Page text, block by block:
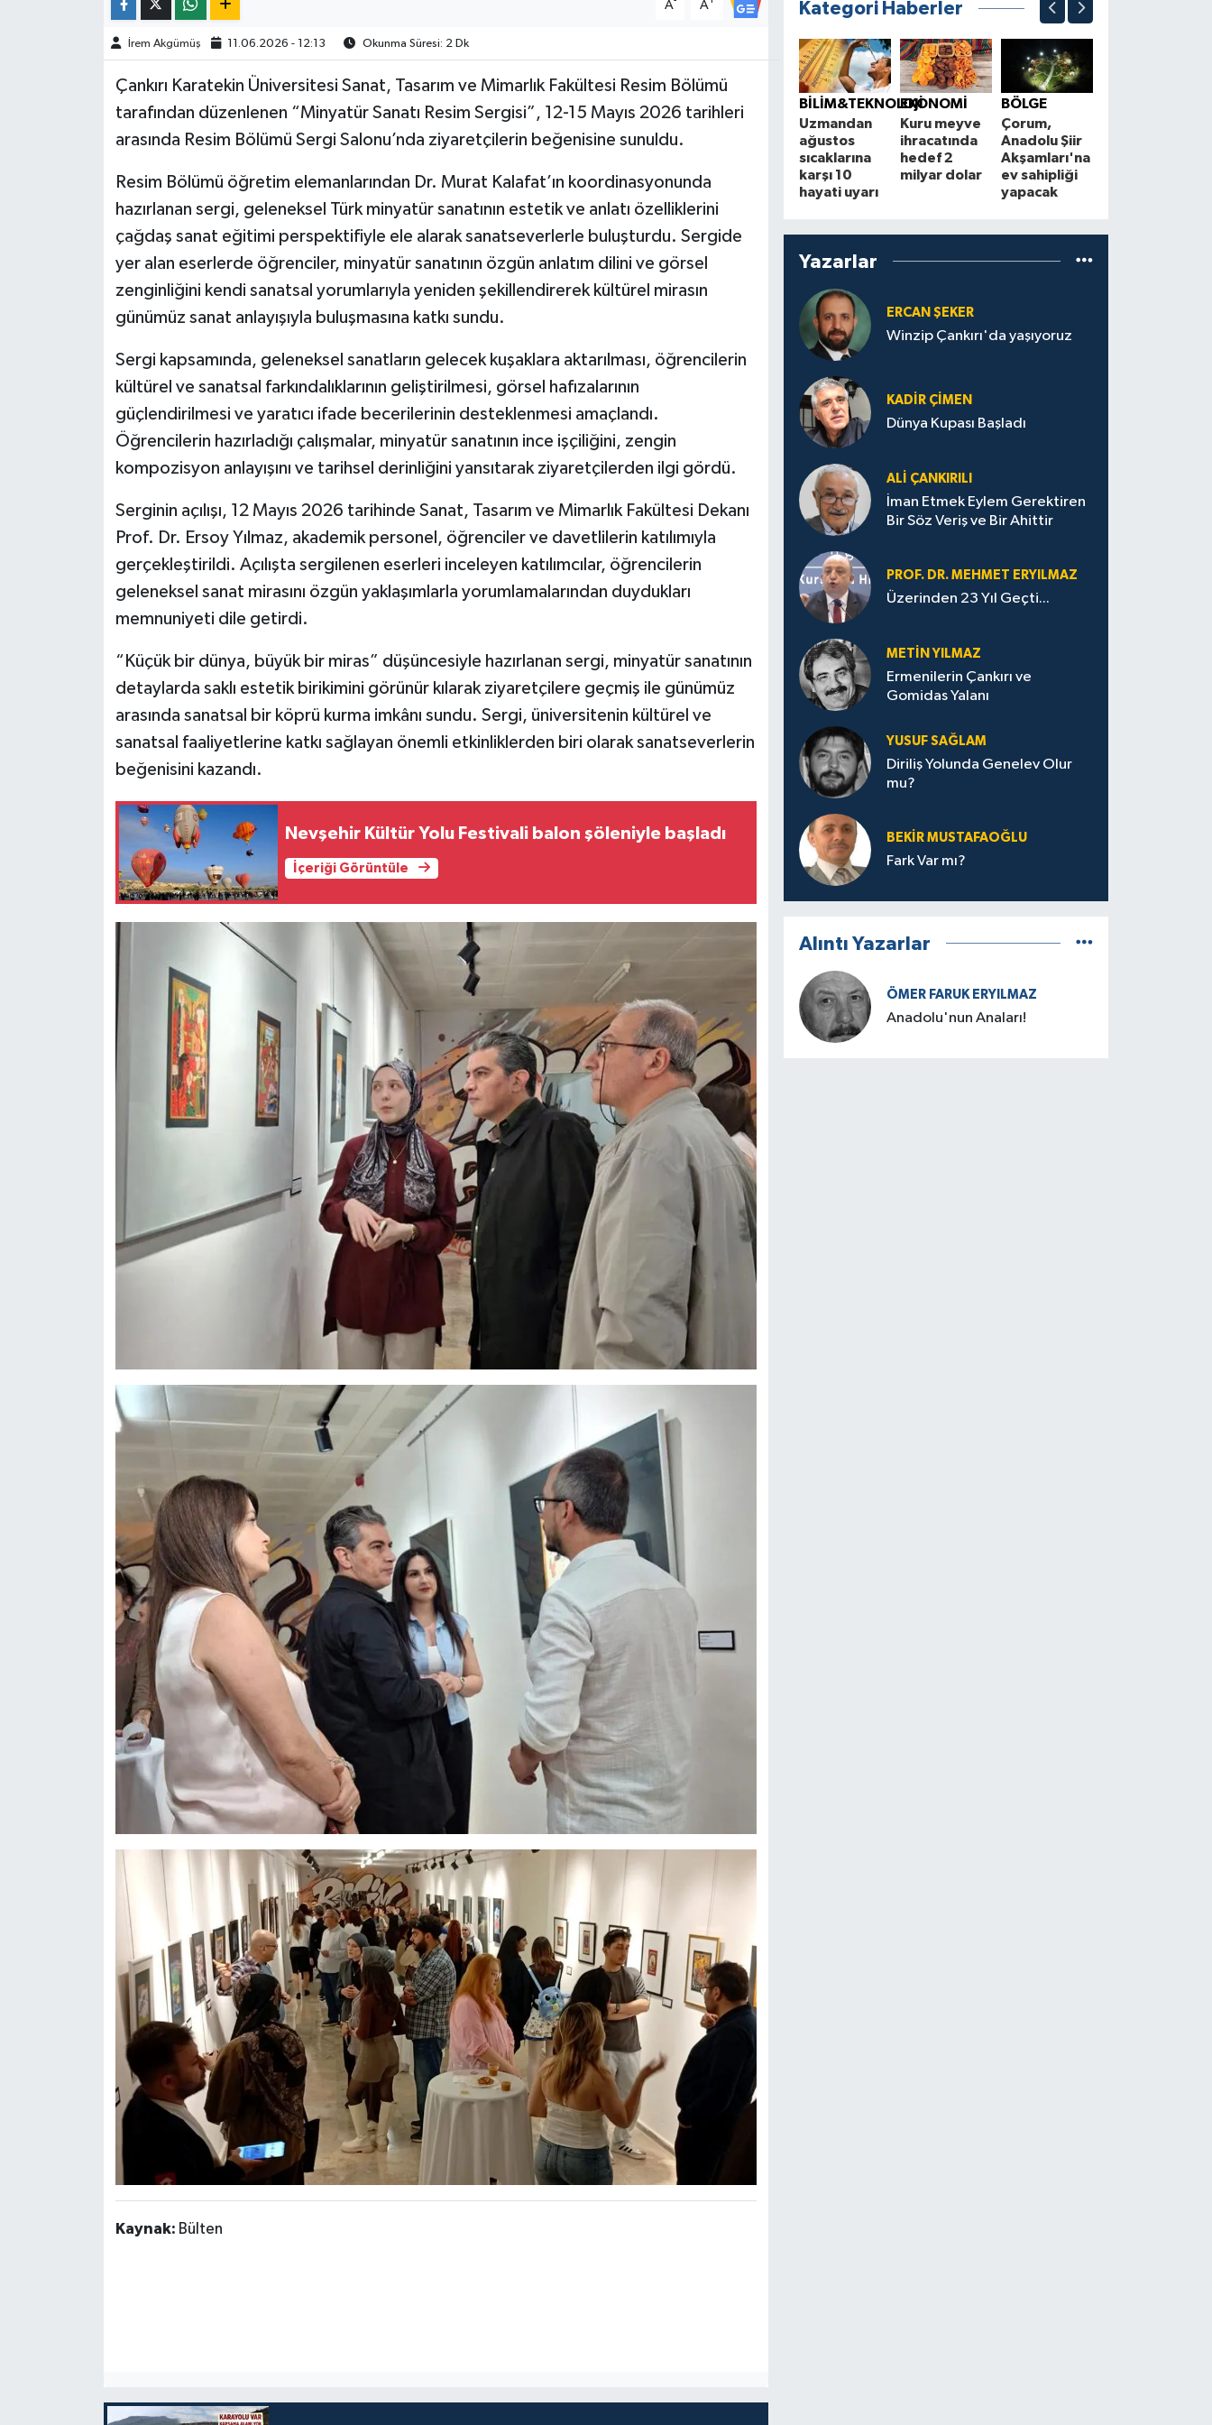
A A
İrem Akgümüş 11.06.2026 - 12:13 Okunma Süresi: 2 Dk
Çankırı Karatekin Üniversitesi Sanat, Tasarım ve Mimarlık Fakültesi Resim Bölümü
tarafından düzenlenen “Minyatür Sanatı Resim Sergisi”, 12-15 Mayıs 2026 tarihleri
arasında Resim Bölümü Sergi Salonu’nda ziyaretçilerin beğenisine sunuldu.
Resim Bölümü öğretim elemanlarından Dr. Murat Kalafat’ın koordinasyonunda
hazırlanan sergi, geleneksel Türk minyatür sanatının estetik ve anlatı özelliklerini
çağdaş sanat eğitimi perspektifiyle ele alarak sanatseverlerle buluşturdu. Sergide
yer alan eserlerde öğrenciler, minyatür sanatının özgün anlatım dilini ve görsel
zenginliğini kendi sanatsal yorumlarıyla yeniden şekillendirerek kültürel mirasın
günümüz sanat anlayışıyla buluşmasına katkı sundu.
Sergi kapsamında, geleneksel sanatların gelecek kuşaklara aktarılması, öğrencilerin
kültürel ve sanatsal farkındalıklarının geliştirilmesi, görsel hafızalarının
güçlendirilmesi ve yaratıcı ifade becerilerinin desteklenmesi amaçlandı.
Öğrencilerin hazırladığı çalışmalar, minyatür sanatının ince işçiliğini, zengin
kompozisyon anlayışını ve tarihsel derinliğini yansıtarak ziyaretçilerden ilgi gördü.
Serginin açılışı, 12 Mayıs 2026 tarihinde Sanat, Tasarım ve Mimarlık Fakültesi Dekanı
Prof. Dr. Ersoy Yılmaz, akademik personel, öğrenciler ve davetlilerin katılımıyla
gerçekleştirildi. Açılışta sergilenen eserleri inceleyen katılımcılar, öğrencilerin
geleneksel sanat mirasını özgün yaklaşımlarla yorumlamalarından duydukları
memnuniyeti dile getirdi.
“Küçük bir dünya, büyük bir miras” düşüncesiyle hazırlanan sergi, minyatür sanatının
detaylarda saklı estetik birikimini görünür kılarak ziyaretçilere geçmiş ile günümüz
arasında sanatsal bir köprü kurma imkânı sundu. Sergi, üniversitenin kültürel ve
sanatsal faaliyetlerine katkı sağlayan önemli etkinliklerden biri olarak sanatseverlerin
beğenisini kazandı.
Nevşehir Kültür Yolu Festivali balon şöleniyle başladı
İçeriği Görüntüle
Kaynak: Bülten
Kategori Haberler
BİLİM&TEKNOLOJİ
Uzmandan
ağustos
sıcaklarına
karşı 10
hayati uyarı
EKONOMİ
Kuru meyve
ihracatında
hedef 2
milyar dolar
BÖLGE
Çorum,
Anadolu Şiir
Akşamları'na
ev sahipliği
yapacak
Yazarlar
ERCAN ŞEKER
Winzip Çankırı'da yaşıyoruz
KADIR ÇIMEN
Dünya Kupası Başladı
ALI ÇANKIRILI
İman Etmek Eylem Gerektiren
Bir Söz Veriş ve Bir Ahittir
PROF. DR. MEHMET ERYILMAZ
Üzerinden 23 Yıl Geçti...
METIN YILMAZ
Ermenilerin Çankırı ve
Gomidas Yalanı
YUSUF SAĞLAM
Diriliş Yolunda Genelev Olur
mu?
BEKIR MUSTAFAOĞLU
Fark Var mı?
Alıntı Yazarlar
ÖMER FARUK ERYILMAZ
Anadolu'nun Anaları!
TÜRKİYE